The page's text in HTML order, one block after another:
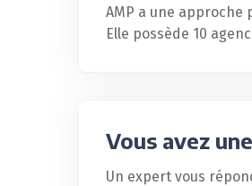
AMP a une approche
Elle possède 10
Vous avez
Un expert vous